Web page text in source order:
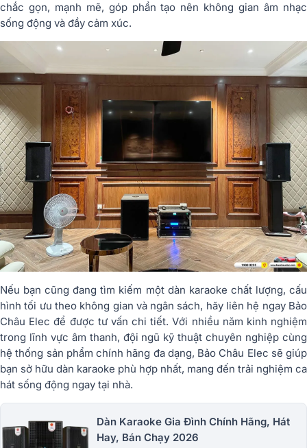
chắc gọn, mạnh mẽ, góp phần tạo nên không gian âm nhạc
sống động và đầy cảm xúc.
Nếu bạn cũng đang tìm kiếm một dàn karaoke chất lượng, cấu
hình tối ưu theo không gian và ngân sách, hãy liên hệ ngay Bảo
Châu Elec để được tư vấn chi tiết. Với nhiều năm kinh nghiệm
trong lĩnh vực âm thanh, đội ngũ kỹ thuật chuyên nghiệp cùng
hệ thống sản phẩm chính hãng đa dạng, Bảo Châu Elec sẽ giúp
bạn sở hữu dàn karaoke phù hợp nhất, mang đến trải nghiệm ca
hát sống động ngay tại nhà.
Dàn Karaoke Gia Đình Chính Hãng, Hát
Hay, Bán Chạy 2026